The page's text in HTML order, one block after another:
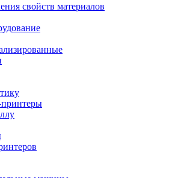
свойств материалов